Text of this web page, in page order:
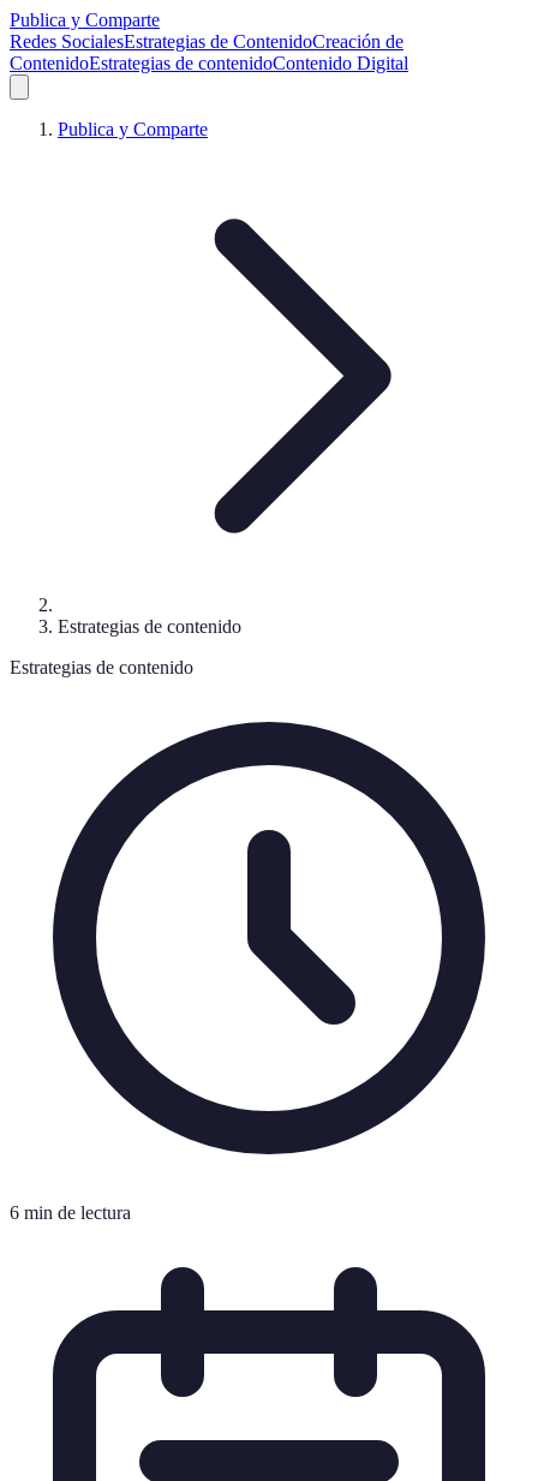
Publica y Comparte
Redes SocialesEstrategias de ContenidoCreación de
ContenidoEstrategias de contenidoContenido Digital
Publica y Comparte
Estrategias de contenido
Estrategias de contenido
6 min de lectura